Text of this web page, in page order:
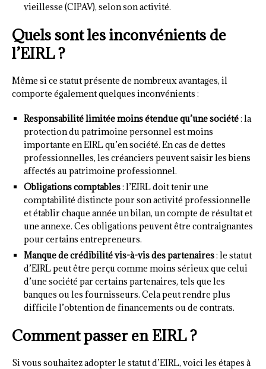
vieillesse (CIPAV), selon son activité.
Quels sont les inconvénients de
l’EIRL ?
Même si ce statut présente de nombreux avantages, il
comporte également quelques inconvénients :
Responsabilité limitée moins étendue qu’une société: la
protection du patrimoine personnel est moins
importante en EIRL qu’en société. En cas de dettes
professionnelles, les créanciers peuvent saisir les biens
affectés au patrimoine professionnel.
Obligations comptables: l’EIRL doit tenir une
comptabilité distincte pour son activité professionnelle
et établir chaque année un bilan, un compte de résultat et
une annexe. Ces obligations peuvent être contraignantes
pour certains entrepreneurs.
Manque de crédibilité vis-à-vis des partenaires: le statut
d’EIRL peut être perçu comme moins sérieux que celui
d’une société par certains partenaires, tels que les
banques ou les fournisseurs. Cela peut rendre plus
difficile l’obtention de financements ou de contrats.
Comment passer en EIRL ?
Si vous souhaitez adopter le statut d’EIRL, voici les étapes à